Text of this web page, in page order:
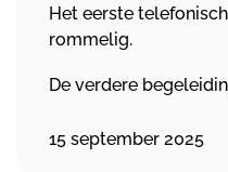
Het eerste
rommelig.
De verdere
15 september 2025